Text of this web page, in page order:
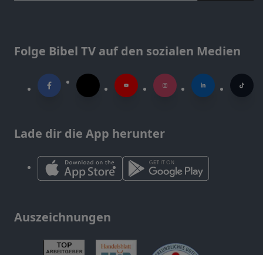
Folge Bibel TV auf den sozialen Medien
Lade dir die App herunter
Auszeichnungen